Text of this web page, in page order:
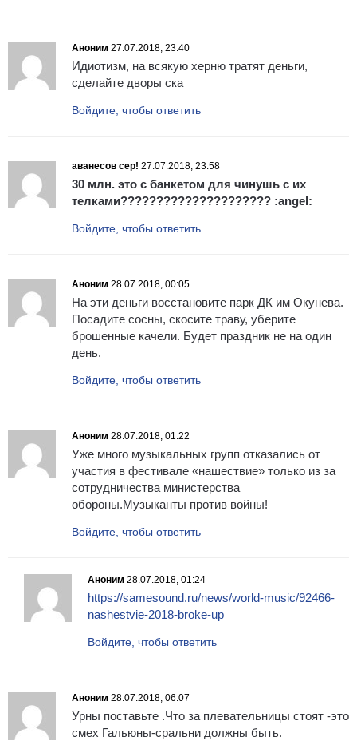
Аноним 27.07.2018, 23:40
Идиотизм, на всякую херню тратят деньги,
сделайте дворы ска
Войдите, чтобы ответить
аванесов сер! 27.07.2018, 23:58
30 млн. это с банкетом для чинушь с их
телками????????????????????? :angel:
Войдите, чтобы ответить
Аноним 28.07.2018, 00:05
На эти деньги восстановите парк ДК им Окунева.
Посадите сосны, скосите траву, уберите
брошенные качели. Будет праздник не на один
день.
Войдите, чтобы ответить
Аноним 28.07.2018, 01:22
Уже много музыкальных групп отказались от
участия в фестивале «нашествие» только из за
сотрудничества министерства
обороны.Музыканты против войны!
Войдите, чтобы ответить
Аноним 28.07.2018, 01:24
https://samesound.ru/news/world-music/92466-
nashestvie-2018-broke-up
Войдите, чтобы ответить
Аноним 28.07.2018, 06:07
Урны поставьте .Что за плевательницы стоят -это
смех Гальюны-сральни должны быть.